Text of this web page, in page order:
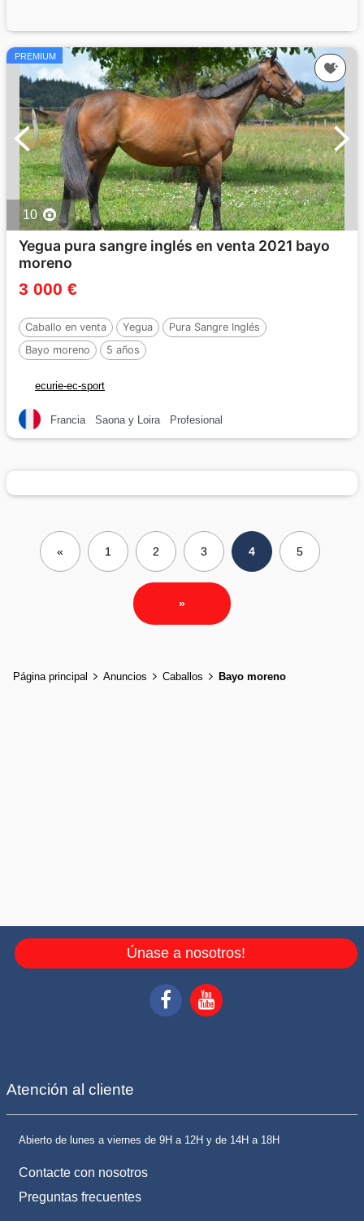
PREMIUM
10
Yegua pura sangre inglés en venta 2021 bayo
moreno
3 000 €
Caballo en venta Yegua
Pura Sangre Inglés
Bayo moreno
5 años
ecurie-ec-sport
Francia Saona y Loira Profesional
« 1 2 3 4 5
»
Página principal Anuncios Caballos Bayo moreno
Únase a nosotros!
Atención al cliente
Abierto de lunes a viernes de 9H a 12H y de 14H a 18H
Contacte con nosotros
Preguntas frecuentes